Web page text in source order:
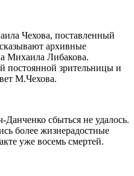
Чехова, поставленный
архивные
Михаила Либакова.
постоянной зрительницы и
М.Чехова.
сбыться не удалось.
более жизнерадостные
уже восемь смертей.